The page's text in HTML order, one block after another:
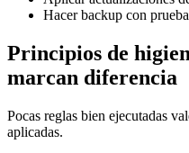
Hacer backup con
Principios de
marcan diferencia
Pocas reglas bien ejecutadas
aplicadas.